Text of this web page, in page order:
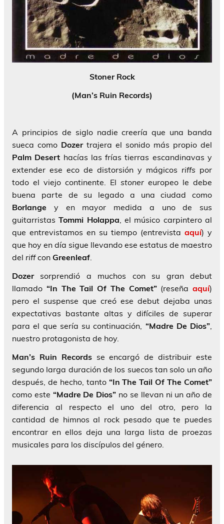
Stoner Rock
(Man’s Ruin Records)
A principios de siglo nadie creería que una banda
sueca como Dozertrajera el sonido más propio del
Palm Desert hacías las frías tierras escandinavas y
extender ese eco de distorsión y mágicos riffs por
todo el viejo continente. El stoner europeo le debe
buena parte de su legado a una ciudad como
Borlange y en mayor medida a uno de sus
guitarristasTommi Holappa, el músico carpintero al
que entrevistamos en su tiempo (entrevista aquí) y
que hoy en día sigue llevando ese estatus de maestro
del riffcon Greenleaf.
Dozersorprendió a muchos con su gran debut
llamado “In The Tail Of The Comet”(reseña aquí)
pero el suspense que creó ese debut dejaba unas
expectativas bastante altas y difíciles de superar
para el que sería su continuación, “Madre De Dios”,
nuestro protagonista de hoy.
Man’s Ruin Recordsse encargó de distribuir este
segundo larga duración de los suecos tan solo un año
después, de hecho, tanto “In The Tail Of The Comet”
como este “Madre De Dios” no se llevan ni un año de
diferencia al respecto el uno del otro, pero la
cantidad de himnos al rock pesado que te puedes
encontrar en ellos deja una larga lista de proezas
musicales para los discípulos del género.